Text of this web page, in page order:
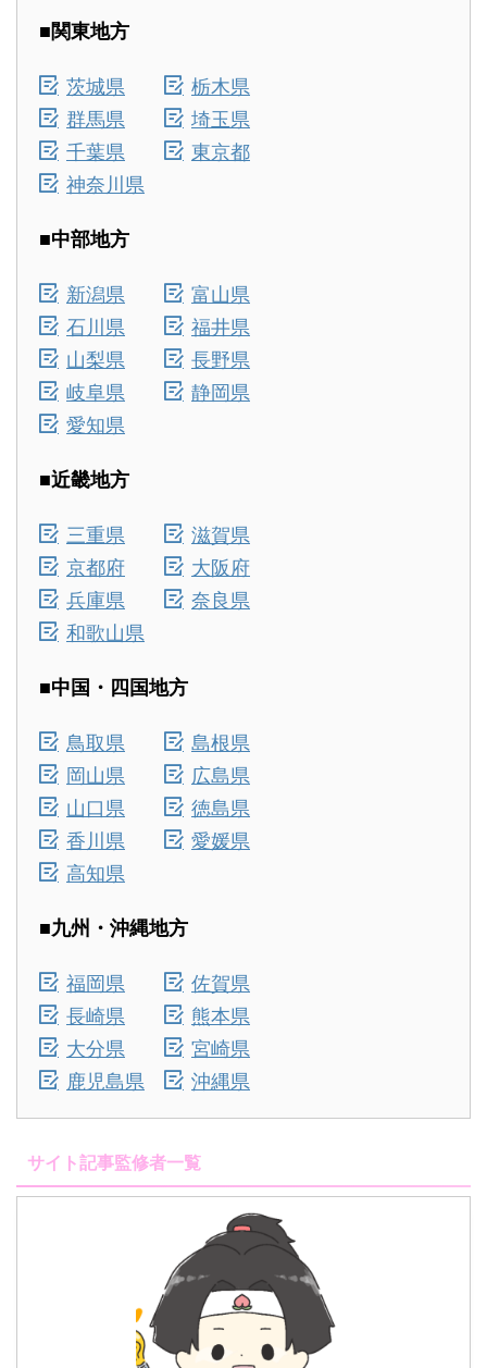
■関東地方
茨城県
栃木県
群馬県
埼玉県
千葉県
東京都
神奈川県
■中部地方
新潟県
富山県
石川県
福井県
山梨県
長野県
岐阜県
静岡県
愛知県
■近畿地方
三重県
滋賀県
京都府
大阪府
兵庫県
奈良県
和歌山県
■中国・四国地方
鳥取県
島根県
岡山県
広島県
山口県
徳島県
香川県
愛媛県
高知県
■九州・沖縄地方
福岡県
佐賀県
長崎県
熊本県
大分県
宮崎県
鹿児島県
沖縄県
サイト記事監修者一覧